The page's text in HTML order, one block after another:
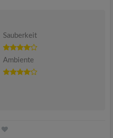
Sauberkeit
Ambiente